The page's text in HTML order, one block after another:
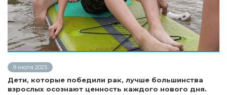
9 июля 2025
Дети, которые победили рак, лучше большинства
взрослых осознают ценность каждого нового дня.